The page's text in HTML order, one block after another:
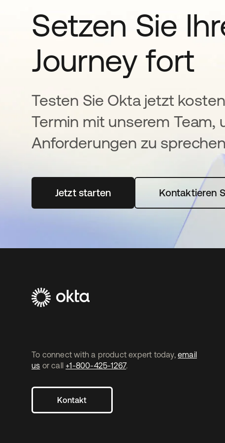
Setzen Sie
Journey fort
Testen Sie Okta jetzt
Termin mit unserem Team,
Anforderungen zu
Jetzt startenwird in einer neuenKontaktieren
To connect with a product expert today, email
us or call +1-800-425-1267.
Kontakt